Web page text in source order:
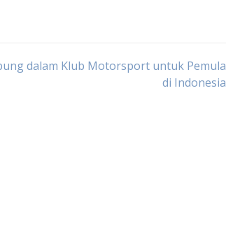
dalam Klub Motorsport untuk Pemula
di Indonesia